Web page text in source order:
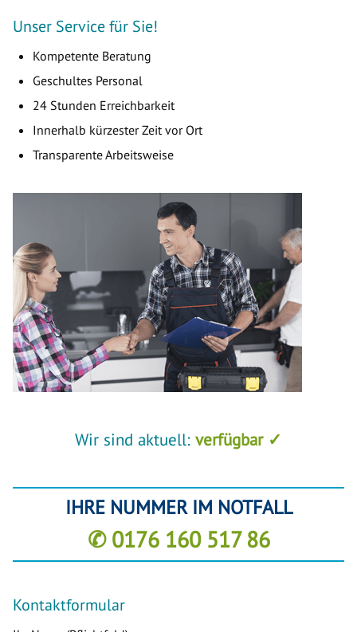
Unser Service für Sie!
Kompetente Beratung
Geschultes Personal
24 Stunden Erreichbarkeit
Innerhalb kürzester Zeit vor Ort
Transparente Arbeitsweise
Wir sind aktuell: verfügbar ✓
IHRE NUMMER IM NOTFALL
✆ 0176 160 517 86
Kontaktformular